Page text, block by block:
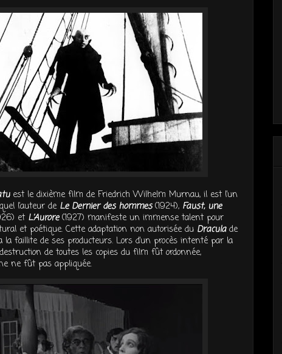
est le dixième film de Friedrich Wilhelm Murnau, il est l’un
l’auteur de Le Dernier des hommes(1924), Faust, une
et L’Aurore(1927) manifeste un immense talent pour
et poétique. Cette adaptation non autorisée du Draculade
faillite de ses producteurs. Lors d’un procès intenté par la
de toutes les copies du film fût ordonnée,
ne fût pas appliquée.